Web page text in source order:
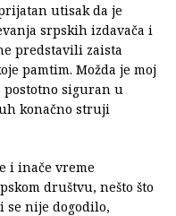
utisak da je
srpskih izdavača i
predstavili zaista
pamtim. Možda je moj
siguran u
konačno struji
i inače vreme
društvu, nešto što
se nije dogodilo,